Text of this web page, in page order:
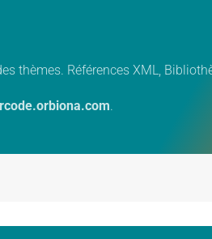
thèmes. Références XML,
.